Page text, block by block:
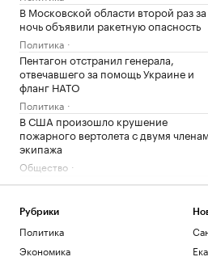
В Московской области второй раз за
ночь объявили ракетную опасность
Политика
Пентагон отстранил генерала,
отвечавшего за помощь Украине и
фланг НАТО
Политика
В США произошло крушение
пожарного вертолета с двумя
экипажа
Общество
Рубрики
Политика
Экономика